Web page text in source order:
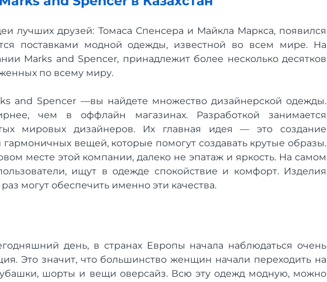
лучших друзей: Томаса Спенсера и Майкла Маркса, появился
поставками модной одежды, известной во всем мире. На
Marks and Spencer, принадлежит более несколько десятков
по всему миру.
and Spencer —вы найдете множество дизайнерской одежды.
чем в оффлайн магазинах. Разработкой занимается
мировых дизайнеров. Их главная идея — это создание
вещей, которые помогут создавать крутые образы.
месте этой компании, далеко не эпатаж и яркость. На самом
ищут в одежде спокойствие и комфорт. Изделия
могут обеспечить именно эти качества.
день, в странах Европы начала наблюдаться очень
Это значит, что большинство женщин начали переходить на
шорты и вещи оверсайз. Всю эту одежд модную, можно